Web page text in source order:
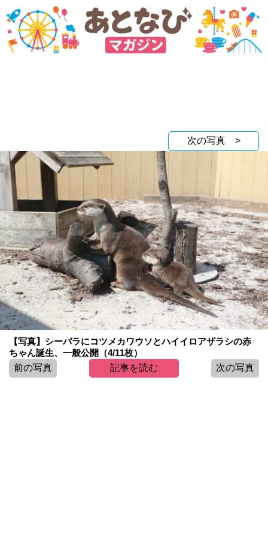
次の写真 >
【写真】シーパラにコツメカワウソとハイイロアザラシの赤
ちゃん誕生、一般公開（4/11枚）
前の写真
記事を読む 次の写真